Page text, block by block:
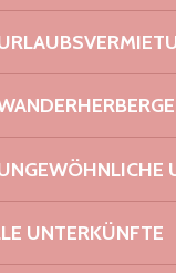
UNTERKÜNFTE